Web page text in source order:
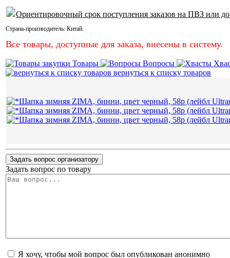
Ориентировочный срок поступления заказов на ПВЗ или
Страна-производитель: Китай.
Все товары, доступные для заказа, внесены в систему.
Товары Вопросы
вернуться к списку товаров
Задать вопрос организатору
Задать вопрос по товару
Я хочу, чтобы мой вопрос был опубликован анонимно